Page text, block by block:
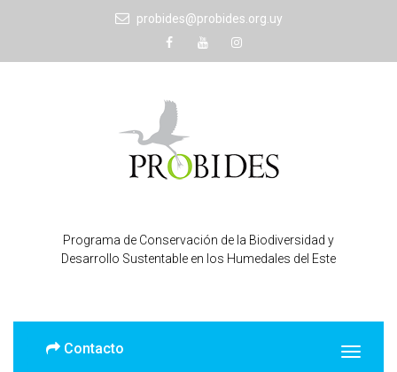
probides@probides.org.uy
Programa de Conservación de la Biodiversidad y
Desarrollo Sustentable en los Humedales del Este
Contacto